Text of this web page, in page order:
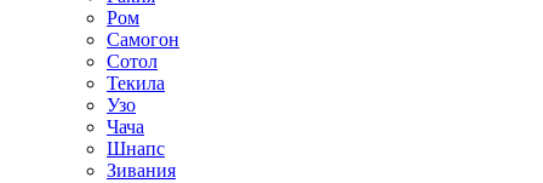
Ром
Самогон
Сотол
Текила
Узо
Чача
Шнапс
Зивания